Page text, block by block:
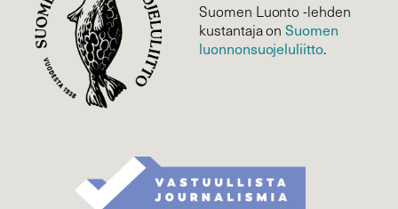
Suomen Luonto -lehden
kustantaja onSuomen
luonnonsuojelu­liitto.